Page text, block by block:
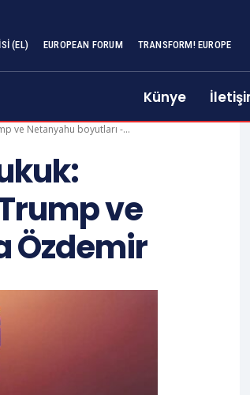
(EL) EUROPEAN FORUM TRANSFORM! EUROPE
Künye
ve Netanyahu boyutları -...
ve
Özdemir